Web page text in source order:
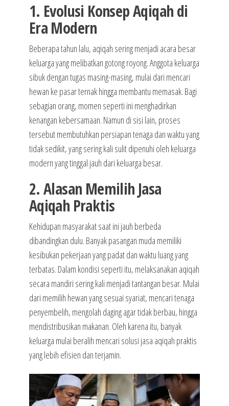
1. Evolusi Konsep Aqiqah di
Era Modern
Beberapa tahun lalu, aqiqah sering menjadi acara besar
keluarga yang melibatkan gotong royong. Anggota keluarga
sibuk dengan tugas masing-masing, mulai dari mencari
hewan ke pasar ternak hingga membantu memasak. Bagi
sebagian orang, momen seperti ini menghadirkan
kenangan kebersamaan. Namun di sisi lain, proses
tersebut membutuhkan persiapan tenaga dan waktu yang
tidak sedikit, yang sering kali sulit dipenuhi oleh keluarga
modern yang tinggal jauh dari keluarga besar.
2. Alasan Memilih Jasa
Aqiqah Praktis
Kehidupan masyarakat saat ini jauh berbeda
dibandingkan dulu. Banyak pasangan muda memiliki
kesibukan pekerjaan yang padat dan waktu luang yang
terbatas. Dalam kondisi seperti itu, melaksanakan aqiqah
secara mandiri sering kali menjadi tantangan besar. Mulai
dari memilih hewan yang sesuai syariat, mencari tenaga
penyembelih, mengolah daging agar tidak berbau, hingga
mendistribusikan makanan. Oleh karena itu, banyak
keluarga mulai beralih mencari solusi jasa aqiqah praktis
yang lebih efisien dan terjamin.